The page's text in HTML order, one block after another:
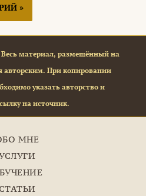
материал, размещённый на
авторским. При копировании
указать авторство и
на источник.
МНЕ